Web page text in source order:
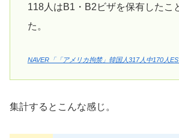
118人はB1・B2ビザを保有したこ
た。
NAVER「「アメリカ拘禁」韓国人317人中170人
集計するとこんな感じ。